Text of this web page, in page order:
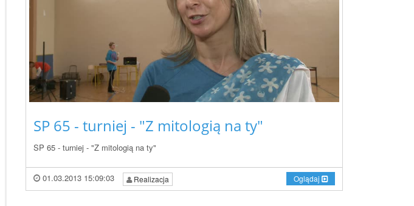
SP 65 - turniej - "Z mitologią na ty"
SP 65 - turniej - "Z mitologią na ty"
01.03.2013 15:09:03 Realizacja Oglądaj